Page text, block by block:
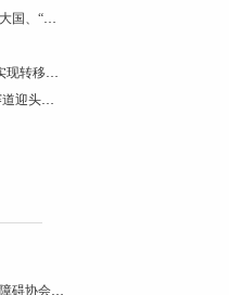
从自行车王国到轿车进入寻常百姓家、新能源汽车大国、“低空经济”看“汽车文化”理论的引领作用
陕西：“三项改革”激发创新活力 3.2万项科技成果实现转移转化
柳州：因地制宜发展新质生产力 力争在新领域新赛道迎头赶上
2026年中国药物滥用防治协会学术会议暨世界双重障碍协会年会在沪召开